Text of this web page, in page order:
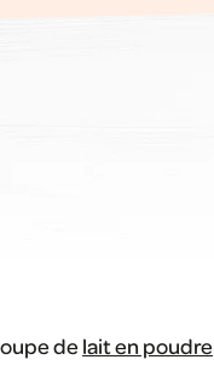
delait en poudre